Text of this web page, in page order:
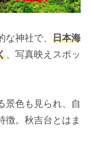
神社で、 日本海
、写真映えスポッ
景色も見られ、自
徴。秋吉台とはま